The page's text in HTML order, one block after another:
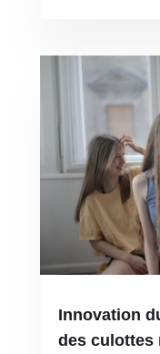
Innovation
des culottes